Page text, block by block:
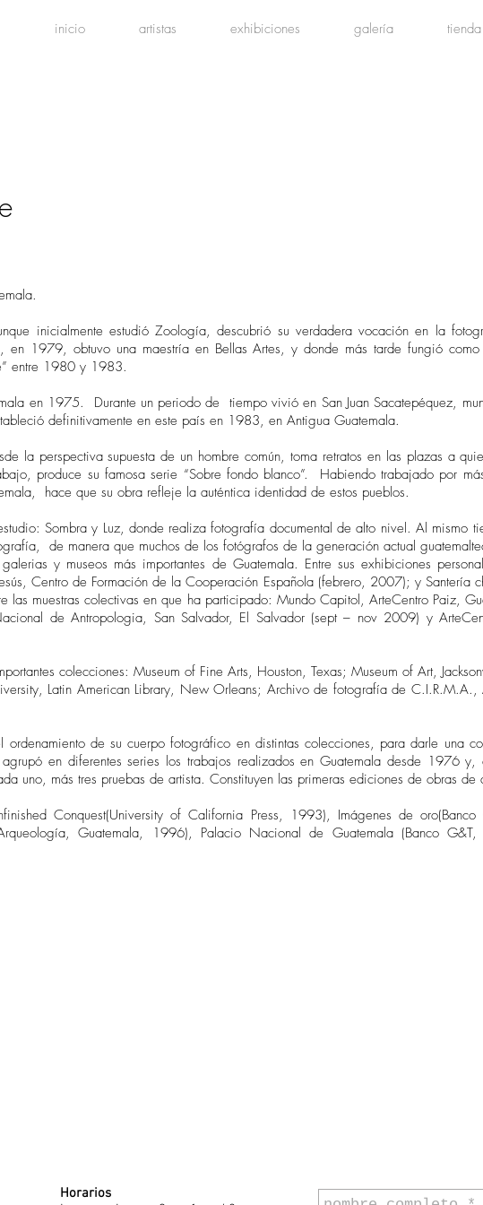
inicio artistas exhibiciones galería tienda
inicialmente estudió Zoología, descubrió su verdadera vocación en la
en 1979, obtuvo una maestría en Bellas Artes, y donde más tarde fungió
entre 1980 y 1983.
en 1975. Durante un periodo de tiempo vivió en San Juan Sacatepéquez,
definitivamente en este país en 1983, en Antigua Guatemala.
la perspectiva supuesta de un hombre común, toma retratos en las plazas a
produce su famosa serie “Sobre fondo blanco”. Habiendo trabajado por
hace que su obra refleje la auténtica identidad de estos pueblos.
Sombra y Luz, donde realiza fotografía documental de alto nivel. Al mismo
de manera que muchos de los fotógrafos de la generación actual
y museos más importantes de Guatemala. Entre sus exhibiciones
Centro de Formación de la Cooperación Española (febrero, 2007); y Santería
las muestras colectivas en que ha participado: Mundo Capitol, ArteCentro Paiz,
de Antropologia, San Salvador, El Salvador (sept – nov 2009) y
colecciones: Museum of Fine Arts, Houston, Texas; Museum of Art,
Latin American Library, New Orleans; Archivo de fotografía de C.I.R.M.A.,
de su cuerpo fotográfico en distintas colecciones, para darle una
en diferentes series los trabajos realizados en Guatemala desde 1976
uno, más tres pruebas de artista. Constituyen las primeras ediciones de obras
Conquest(University of California Press, 1993), Imágenes de
Guatemala, 1996), Palacio Nacional de Guatemala (Banco
Horarios